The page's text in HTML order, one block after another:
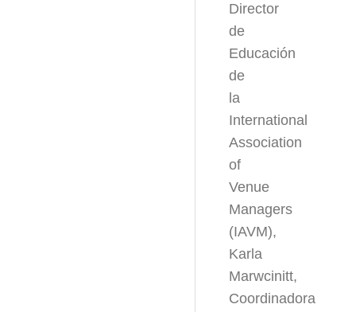
Director
de
Educación
de
la
International
Association
of
Venue
Managers
(IAVM),
Karla
Marwcinitt,
Coordinadora